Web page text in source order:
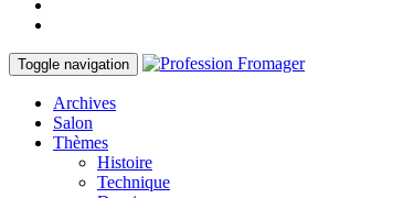
Toggle navigation
Archives
Salon
Thèmes
Histoire
Technique